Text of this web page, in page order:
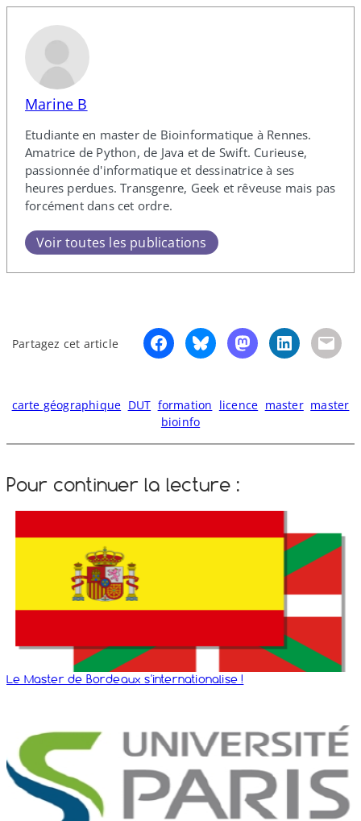
Marine B
Etudiante en master de Bioinformatique à Rennes.
Amatrice de Python, de Java et de Swift. Curieuse,
passionnée d'informatique et dessinatrice à ses
heures perdues. Transgenre, Geek et rêveuse mais pas
forcément dans cet ordre.
Voir toutes les publications
Partagez cet article
carte géographique DUT formation licence master master
bioinfo
Pour continuer la lecture :
Le Master de Bordeaux s'internationalise !